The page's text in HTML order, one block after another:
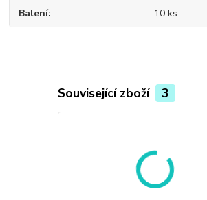
Balení 10 ks
Související zboží 3